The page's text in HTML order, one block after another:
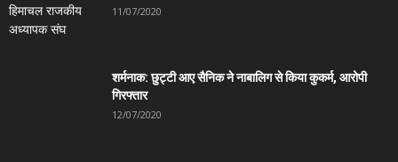
11/07/2020
शर्मनाक: छुट्टी आए सैनिक ने नाबालिग से किया कुकर्म, आरोपी
गिरफ्तार
12/07/2020